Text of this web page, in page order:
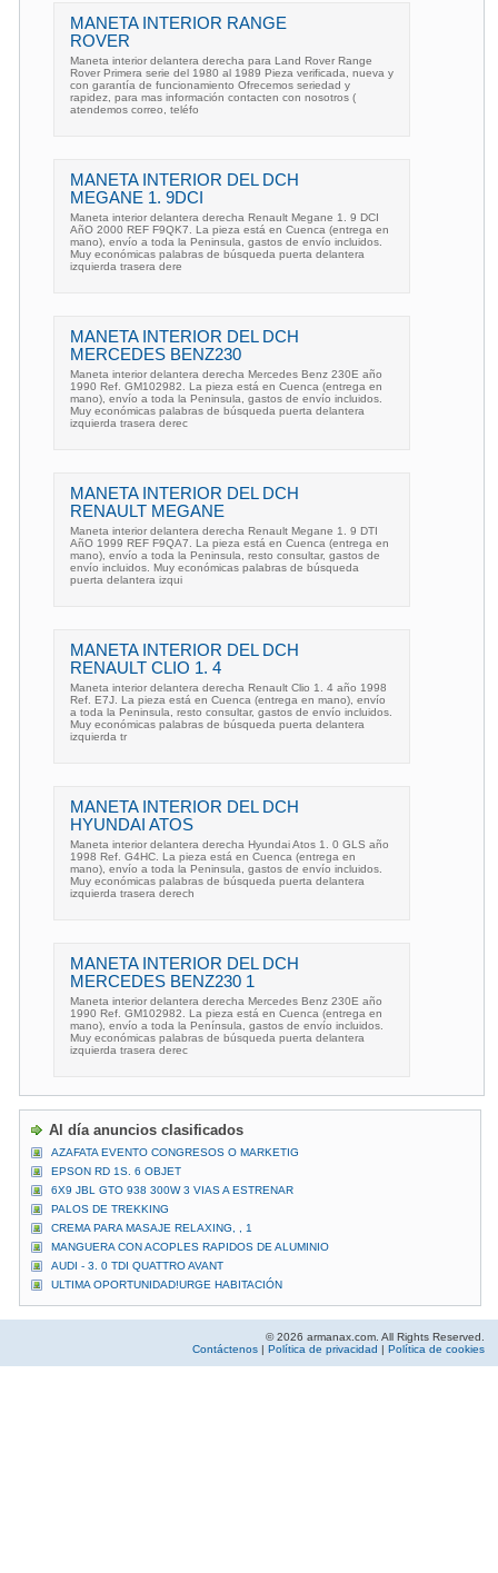
MANETA INTERIOR RANGE
ROVER
Maneta interior delantera derecha para Land Rover Range
Rover Primera serie del 1980 al 1989 Pieza verificada, nueva y
con garantía de funcionamiento Ofrecemos seriedad y
rapidez, para mas información contacten con nosotros (
atendemos correo, teléfo
MANETA INTERIOR DEL DCH
MEGANE 1. 9DCI
Maneta interior delantera derecha Renault Megane 1. 9 DCI
AñO 2000 REF F9QK7. La pieza está en Cuenca (entrega en
mano), envío a toda la Peninsula, gastos de envío incluidos.
Muy económicas palabras de búsqueda puerta delantera
izquierda trasera dere
MANETA INTERIOR DEL DCH
MERCEDES BENZ230
Maneta interior delantera derecha Mercedes Benz 230E año
1990 Ref. GM102982. La pieza está en Cuenca (entrega en
mano), envío a toda la Peninsula, gastos de envío incluidos.
Muy económicas palabras de búsqueda puerta delantera
izquierda trasera derec
MANETA INTERIOR DEL DCH
RENAULT MEGANE
Maneta interior delantera derecha Renault Megane 1. 9 DTI
AñO 1999 REF F9QA7. La pieza está en Cuenca (entrega en
mano), envío a toda la Peninsula, resto consultar, gastos de
envío incluidos. Muy económicas palabras de búsqueda
puerta delantera izqui
MANETA INTERIOR DEL DCH
RENAULT CLIO 1. 4
Maneta interior delantera derecha Renault Clio 1. 4 año 1998
Ref. E7J. La pieza está en Cuenca (entrega en mano), envío
a toda la Peninsula, resto consultar, gastos de envío incluidos.
Muy económicas palabras de búsqueda puerta delantera
izquierda tr
MANETA INTERIOR DEL DCH
HYUNDAI ATOS
Maneta interior delantera derecha Hyundai Atos 1. 0 GLS año
1998 Ref. G4HC. La pieza está en Cuenca (entrega en
mano), envío a toda la Peninsula, gastos de envío incluidos.
Muy económicas palabras de búsqueda puerta delantera
izquierda trasera derech
MANETA INTERIOR DEL DCH
MERCEDES BENZ230 1
Maneta interior delantera derecha Mercedes Benz 230E año
1990 Ref. GM102982. La pieza está en Cuenca (entrega en
mano), envío a toda la Península, gastos de envío incluidos.
Muy económicas palabras de búsqueda puerta delantera
izquierda trasera derec
Al día anuncios clasificados
AZAFATA EVENTO CONGRESOS O MARKETIG
EPSON RD 1S. 6 OBJET
6X9 JBL GTO 938 300W 3 VIAS A ESTRENAR
PALOS DE TREKKING
CREMA PARA MASAJE RELAXING, , 1
MANGUERA CON ACOPLES RAPIDOS DE ALUMINIO
AUDI - 3. 0 TDI QUATTRO AVANT
ULTIMA OPORTUNIDAD!URGE HABITACIÓN
© 2026 armanax.com. All Rights Reserved.
Contáctenos | Política de privacidad | Política de cookies